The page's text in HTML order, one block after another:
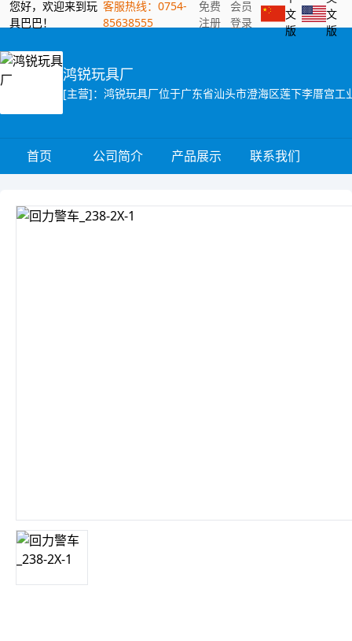
您好，欢迎来到玩
具巴巴！
客服热线：0754-
85638555
免费
注册
会员
登录
文
版
文
版
鸿锐玩具厂
首页 公司简介 产品展示 联系我们